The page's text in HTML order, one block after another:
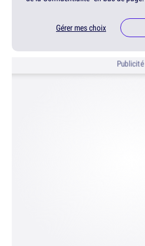
Gérer mes choix
Publicité